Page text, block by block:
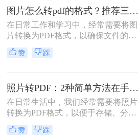
和适用场景，您可以根据自己的需求
选择最合适的方式。
图片怎么转pdf的格式？推荐三种实用的方法！
在日常工作和学习中，经常需要将图
片转换为PDF格式，以确保文件的格
式和排版保持不变，同时方便分享和
传递。那么图片怎么转PDF的格式
赞 踩
照片转PDF：2种简单方法在手机端和电脑端的操作差异！
在日常生活中，我们经常需要将照片
转换为PDF格式，以便于存储、分享
和打印。那么照片转pdf怎么弄呢？下
面将介绍两种简单实用的方法，帮助
赞 踩